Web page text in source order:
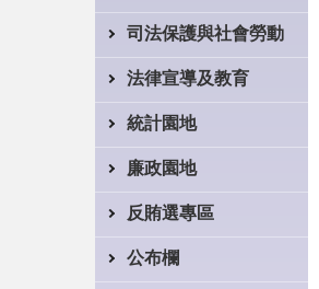
司法保護與社會勞動
法律宣導及教育
統計園地
廉政園地
反賄選專區
公布欄